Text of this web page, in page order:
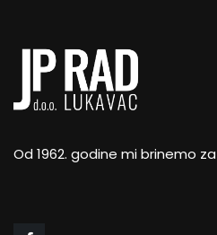
Od 1962. godine mi brinemo